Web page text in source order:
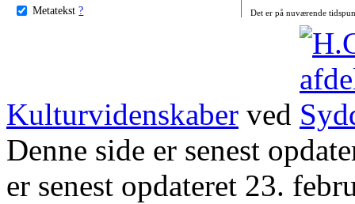
Metatekst ?
Det er på nuværende
Kulturvidenskaber ved
Denne side er senest
er senest opdateret 23.